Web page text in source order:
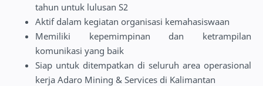
tahun untuk lulusan S2
Aktif dalam kegiatan organisasi kemahasiswaan
Memiliki kepemimpinan dan ketrampilan
komunikasi yang baik
Siap untuk ditempatkan di seluruh area operasional
kerja Adaro Mining & Services di Kalimantan